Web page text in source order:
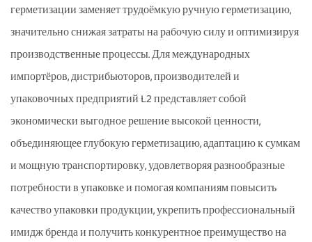
герметизации заменяет трудоёмкую ручную герметизацию,
значительно снижая затраты на рабочую силу и оптимизируя
производственные процессы. Для международных
импортёров, дистрибьюторов, производителей и
упаковочных предприятий L2 представляет собой
экономически выгодное решение высокой ценности,
объединяющее глубокую герметизацию, адаптацию к сумкам
и мощную транспортировку, удовлетворяя разнообразные
потребности в упаковке и помогая компаниям повысить
качество упаковки продукции, укрепить профессиональный
имидж бренда и получить конкурентное преимущество на